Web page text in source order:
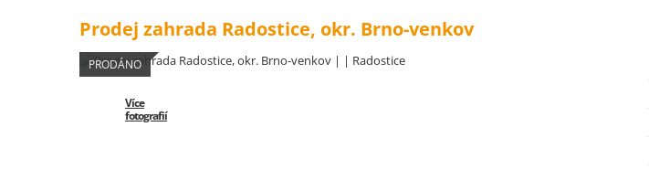
Prodej zahrada Radostice, okr. Brno-venkov
PRODÁNO
Více
fotografií